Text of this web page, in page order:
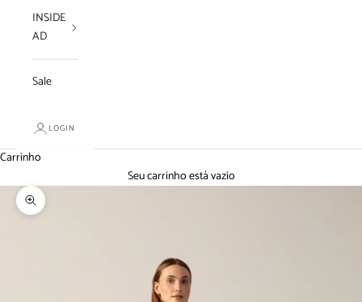
INSIDE
AD
Sale
LOGIN
Carrinho
Seu carrinho está vazio
Zoom na imagem